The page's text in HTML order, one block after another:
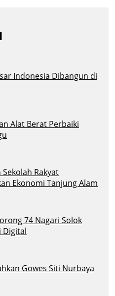
Indonesia Dibangun di
Alat Berat Perbaiki
Rakyat
Ekonomi Tanjung Alam
74 Nagari Solok
Digital
Gowes Siti Nurbaya